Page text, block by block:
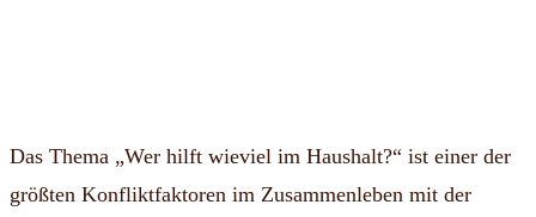
Das Thema „Wer hilft wieviel im Haushalt?“ ist einer der
größten Konfliktfaktoren im Zusammenleben mit der